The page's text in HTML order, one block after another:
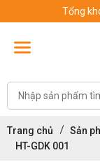
Tổng
Trang chủ Sản
HT-GDK 001